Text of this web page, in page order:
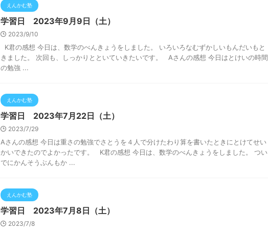
えんかむ塾
学習日 2023年9月9日（土）
2023/9/10
K君の感想 今日は、数学のべんきょうをしました。 いろいろなむずかしいもんだいもと
きました。 次回も、しっかりとといていきたいです。 Aさんの感想 今日はとけいの時間
の勉強 ...
えんかむ塾
学習日 2023年7月22日（土）
2023/7/29
Aさんの感想 今日は重さの勉強でさとうを４人で分けたわり算を書いたときにとけてせい
かいできたのでよかったです。 K君の感想 今日は、数学のべんきょうをしました。 つい
でにかんそうぶんもか ...
えんかむ塾
学習日 2023年7月8日（土）
2023/7/8